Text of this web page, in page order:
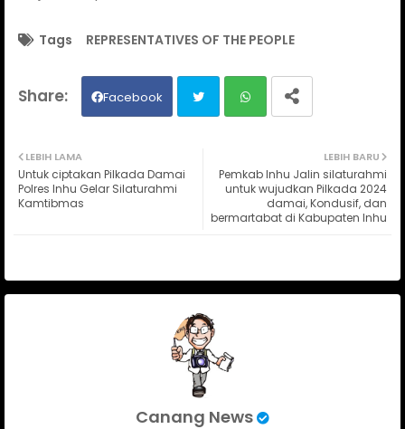
Tags REPRESENTATIVES OF THE PEOPLE
Facebook
ats
ap
LEBIH BARU
Pemkab Inhu Jalin silaturahmi
untuk wujudkan Pilkada 2024
damai, Kondusif, dan
bermartabat di Kabupaten Inhu
LEBIH LAMA
Untuk ciptakan Pilkada Damai
Polres Inhu Gelar Silaturahmi
Kamtibmas
Canang News